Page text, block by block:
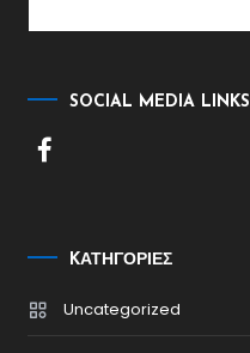
SOCIAL MEDIA LINKS
KΑΤΗΓΟΡΊΕΣ
Uncategorized